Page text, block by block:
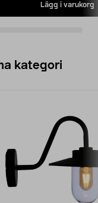
Lägg i varukorg
kategori